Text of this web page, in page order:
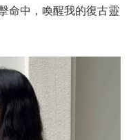
命中，喚醒我的復古靈